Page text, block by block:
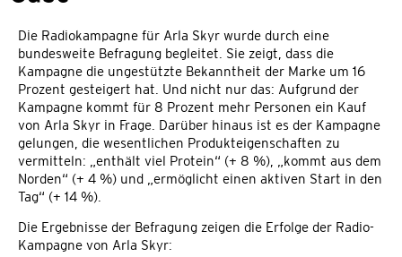
Die Radiokampagne für Arla Skyr wurde durch eine
bundesweite Befragung begleitet. Sie zeigt, dass die
Kampagne die ungestützte Bekanntheit der Marke um 16
Prozent gesteigert hat. Und nicht nur das: Aufgrund der
Kampagne kommt für 8 Prozent mehr Personen ein Kauf
von Arla Skyr in Frage. Darüber hinaus ist es der Kampagne
gelungen, die wesentlichen Produkteigenschaften zu
vermitteln: „enthält viel Protein“ (+ 8 %), „kommt aus dem
Norden“ (+ 4 %) und „ermöglicht einen aktiven Start in den
Tag“ (+ 14 %).
Die Ergebnisse der Befragung zeigen die Erfolge der Radio-
Kampagne von Arla Skyr: